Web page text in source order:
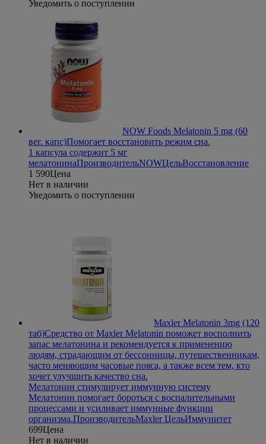
Уведомить о поступлении
NOW Foods Melatonin 5 mg (60
вег. капс)Помогает восстановить режим сна.
1 капсула содержит 5 мг
мелатонинаПроизводительNOWЦельВосстановление
1 590Цена
Нет в наличии
Уведомить о поступлении
Maxler Melatonin 3mg (120
таб)Средство от Maxler Melatonin поможет восполнить
запас мелатонина и рекомендуется к применению
людям, страдающим от бессонницы, путешественникам,
часто меняющим часовые пояса, а также всем тем, кто
хочет улучшить качество сна.
Мелатонин стимулирует иммунную систему
Мелатонин помогает бороться с воспалительными
процессами и усиливает иммунные функции
организма.ПроизводительMaxler ЦельИммунитет
699Цена
Нет в наличии